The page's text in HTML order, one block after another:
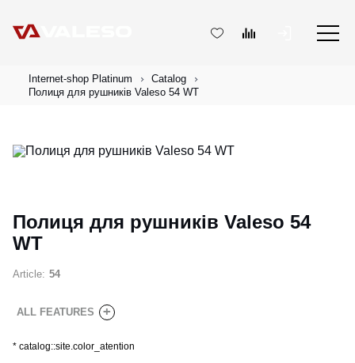
Internet-shop Platinum
Catalog
Полиця для рушників Valeso 54 WT
Полиця для рушників Valeso 54
WT
Article: 54
ALL FEATURES +
* catalog::site.color_atention